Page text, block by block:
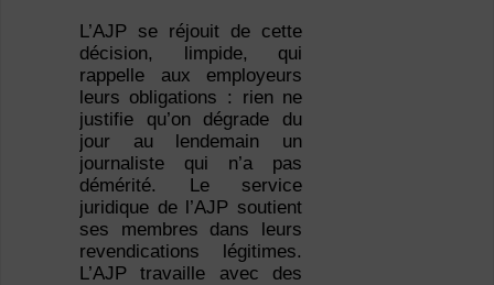
L’AJP se réjouit de cette
décision, limpide, qui
rappelle aux employeurs
leurs obligations : rien ne
justifie qu’on dégrade du
jour au lendemain un
journaliste qui n’a pas
démérité. Le service
juridique de l’AJP soutient
ses membres dans leurs
revendications légitimes.
L’AJP travaille avec des